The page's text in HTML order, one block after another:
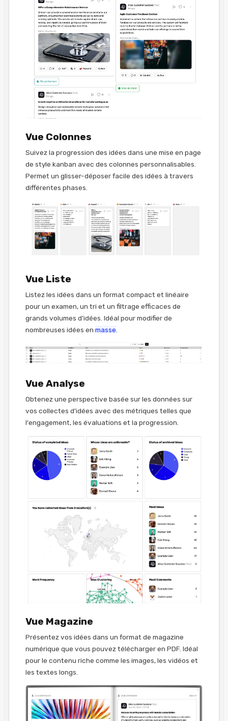
Vue Colonnes
Suivez la progression des idées dans une mise en page
de style kanban avec des colonnes personnalisables.
Permet un glisser-déposer facile des idées à travers
différentes phases.
Vue Liste
Listez les idées dans un format compact et linéaire
pour un examen, un tri et un filtrage efficaces de
grands volumes d'idées. Idéal pour modifier de
nombreuses idées en masse
Vue Analyse
Obtenez une perspective basée sur les données sur
vos collectes d'idées avec des métriques telles que
l'engagement, les évaluations et la progression.
Vue Magazine
Présentez vos idées dans un format de magazine
numérique que vous pouvez télécharger en PDF. Idéal
pour le contenu riche comme les images, les vidéos et
les textes longs.